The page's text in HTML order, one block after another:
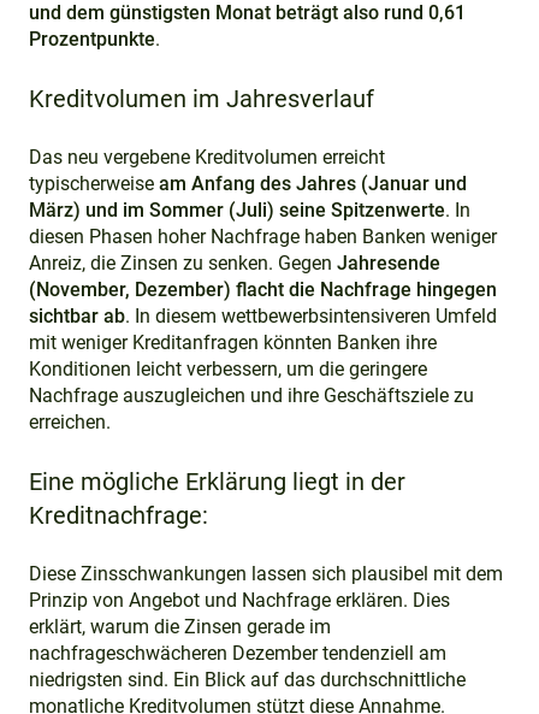
und dem günstigsten Monat beträgt also rund 0,61
Prozentpunkte.
Kreditvolumen im Jahresverlauf
Das neu vergebene Kreditvolumen erreicht
typischerweise am Anfang des Jahres (Januar und
März) und im Sommer (Juli) seine Spitzenwerte. In
diesen Phasen hoher Nachfrage haben Banken weniger
Anreiz, die Zinsen zu senken. Gegen Jahresende
(November, Dezember) flacht die Nachfrage hingegen
sichtbar ab. In diesem wettbewerbsintensiveren Umfeld
mit weniger Kreditanfragen könnten Banken ihre
Konditionen leicht verbessern, um die geringere
Nachfrage auszugleichen und ihre Geschäftsziele zu
erreichen.
Eine mögliche Erklärung liegt in der
Kreditnachfrage:
Diese Zinsschwankungen lassen sich plausibel mit dem
Prinzip von Angebot und Nachfrage erklären. Dies
erklärt, warum die Zinsen gerade im
nachfrageschwächeren Dezember tendenziell am
niedrigsten sind. Ein Blick auf das durchschnittliche
monatliche Kreditvolumen stützt diese Annahme.